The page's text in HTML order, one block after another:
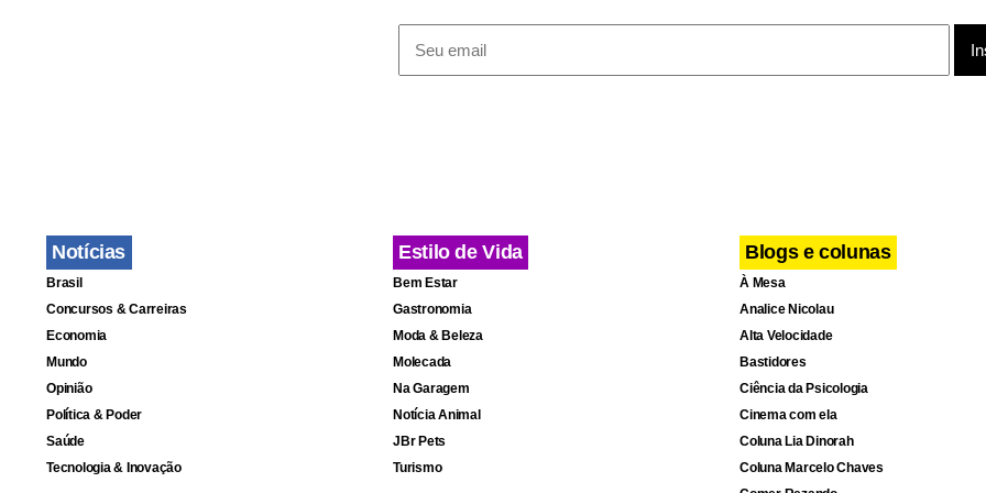
“O povo grego quer estabilidade, um governo que dê soluções e não leve o
Notícias
Brasil
Concursos & Carreiras
Economia
Mundo
Opinião
Política & Poder
Saúde
Tecnologia & Inovação
Estilo de Vida
Bem Estar
Gastronomia
Moda & Beleza
Molecada
Na Garagem
Notícia Animal
JBr Pets
Turismo
Blogs e colunas
À Mesa
Analice Nicolau
Alta Velocidade
Bastidores
Ciência da Psicologia
Cinema com ela
Coluna Lia Dinorah
Coluna Marcelo Chaves